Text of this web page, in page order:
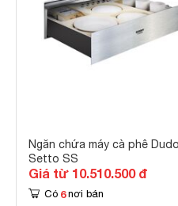
Ngăn chứa máy cà phê
Setto SS
Giá từ 10.510.500 đ
Có 6 nơi bán